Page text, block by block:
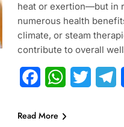
heat or exertion—but in
numerous health
climate, or steam
contribute to overall
FacebookWhatsApp
Twitter
Read More